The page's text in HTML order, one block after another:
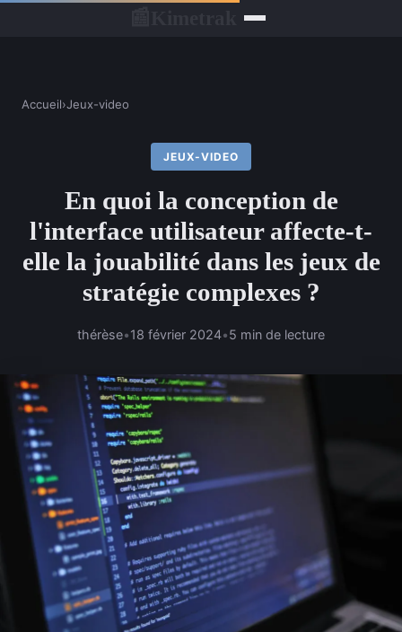
Accueil›Jeux-video
JEUX-VIDEO
En quoi la conception de
l'interface utilisateur affecte-t-
elle la jouabilité dans les jeux de
stratégie complexes ?
thérèse•18 février 2024•5 min de lecture